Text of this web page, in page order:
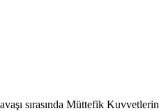
sırasında Müttefik